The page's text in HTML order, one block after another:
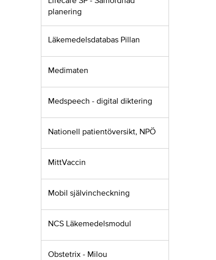
planering
Läkemedelsdatabas Pillan
Medimaten
Medspeech - digital diktering
Nationell patientöversikt, NPÖ
MittVaccin
Mobil självincheckning
NCS Läkemedelsmodul
Obstetrix - Milou